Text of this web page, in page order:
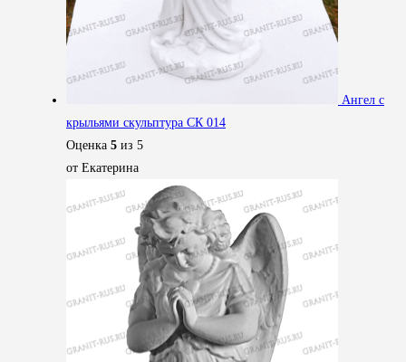
Ангел с
крыльями скульптура СК 014
Оценка 5 из 5
от Екатерина